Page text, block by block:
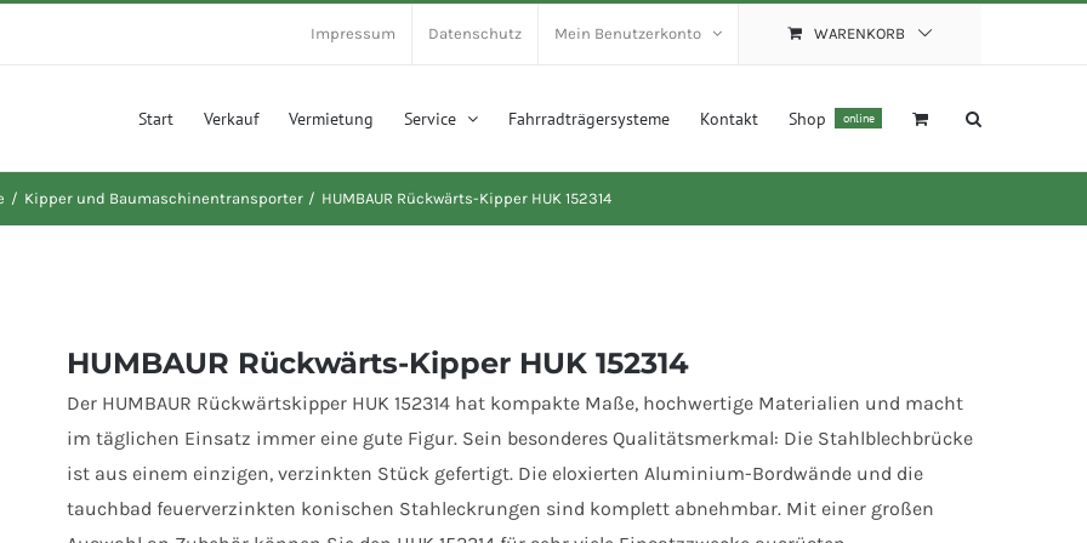
Impressum Datenschutz Mein Benutzerkonto WARENKORB
Start Verkauf Vermietung Service Fahrradträgersysteme Kontakt Shop online
Kipper und Baumaschinentransporter HUMBAUR Rückwärts-Kipper HUK 152314
HUMBAUR Rückwärts-Kipper HUK 152314
Der HUMBAUR Rückwärtskipper HUK 152314 hat kompakte Maße, hochwertige Materialien und macht
im täglichen Einsatz immer eine gute Figur. Sein besonderes Qualitätsmerkmal: Die Stahlblechbrücke
ist aus einem einzigen, verzinkten Stück gefertigt. Die eloxierten Aluminium-Bordwände und die
tauchbad feuerverzinkten konischen Stahleckrungen sind komplett abnehmbar. Mit einer großen